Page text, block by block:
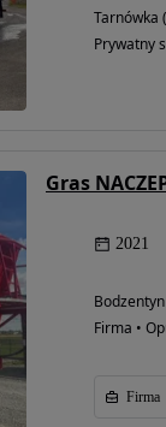
Tarnówka
Prywatny
2021
Firma •
Firma